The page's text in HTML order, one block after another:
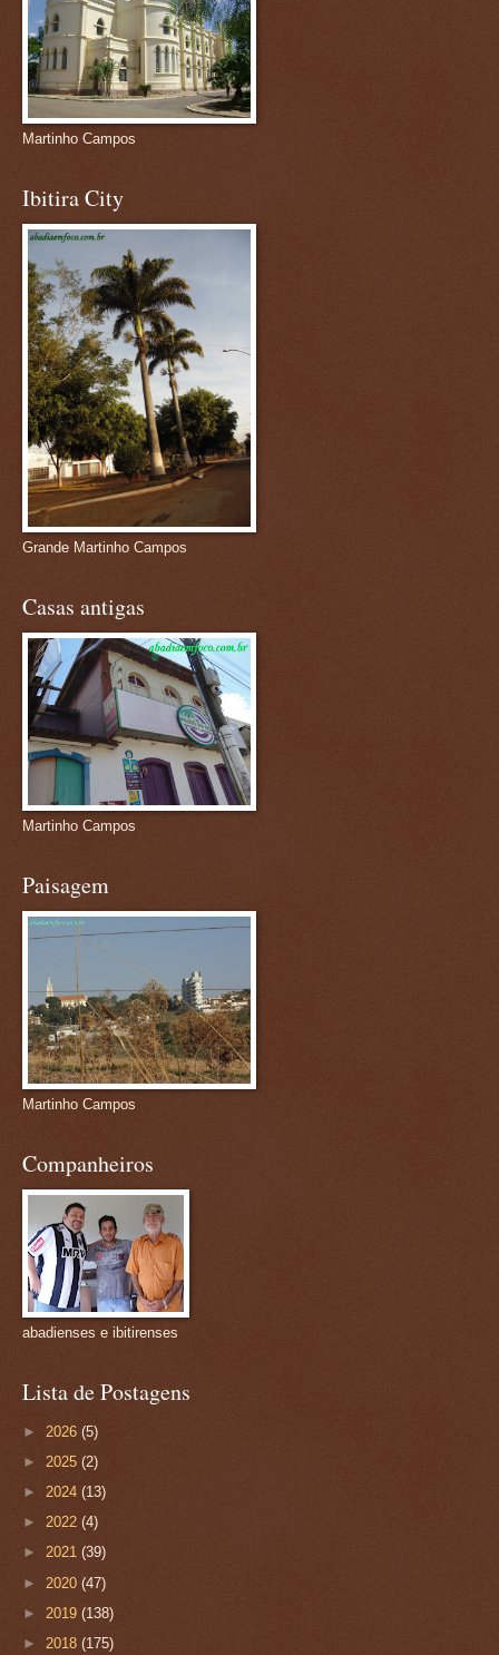
Martinho Campos
Ibitira City
Grande Martinho Campos
Casas antigas
Martinho Campos
Paisagem
Martinho Campos
Companheiros
abadienses e ibitirenses
Lista de Postagens
► 2026 (5)
► 2025 (2)
► 2024 (13)
► 2022 (4)
► 2021 (39)
► 2020 (47)
► 2019 (138)
► 2018 (175)